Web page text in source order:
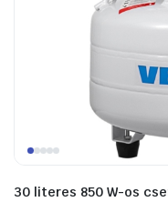
30 literes 850 W-os